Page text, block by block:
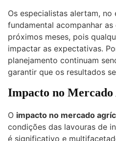
Os especialistas alertam, no
fundamental acompanhar
próximos meses, pois
impactar as expectativas.
planejamento continuam
garantir que os resultados
Impacto no
O impacto no mercado
condições das lavouras de
é significativo e